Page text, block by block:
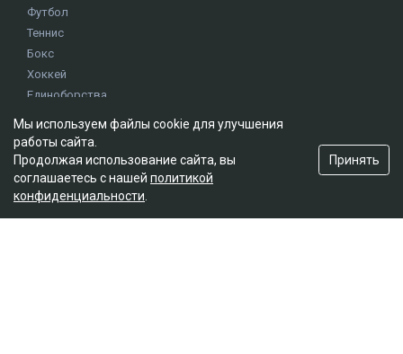
Футбол
Теннис
Бокс
Хоккей
Единоборства
Олимпиада
Редакция
Мы используем файлы cookie для улучшения
работы сайта.
Продолжая использование сайта, вы
соглашаетесь с нашей политикой
конфиденциальности
Принять